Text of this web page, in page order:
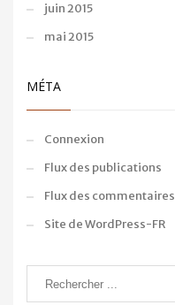
juin 2015
mai 2015
MÉTA
Connexion
Flux des publications
Flux des commentaires
Site de WordPress-FR